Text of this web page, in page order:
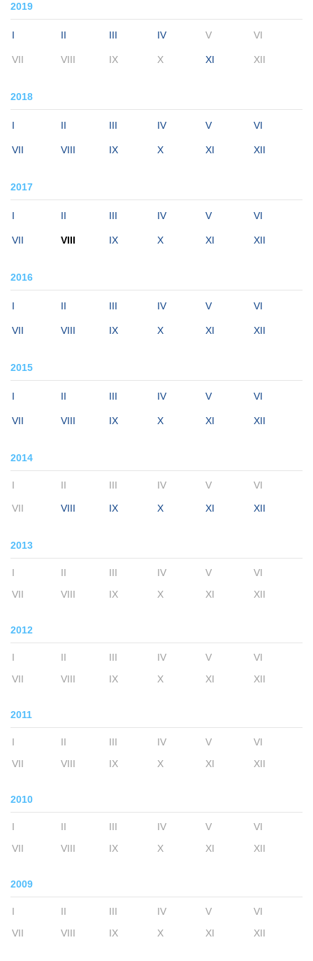
2019
I II III IV V VI
VII VIII IX X XI XII
2018
I II III IV V VI
VII VIII IX X XI XII
2017
I II III IV V VI
VII VIII IX X XI XII
2016
I II III IV V VI
VII VIII IX X XI XII
2015
I II III IV V VI
VII VIII IX X XI XII
2014
I II III IV V VI
VII VIII IX X XI XII
2013
I II III IV V
VI
VII
VIII IX X XI XII
2012
I II III IV V
VI
VII
VIII IX X XI XII
2011
I II III IV V
VI
VII
VIII IX X XI XII
2010
I II III IV V
VI
VII
VIII IX X XI XII
2009
I II III IV V
VI
VII
VIII IX X XI XII